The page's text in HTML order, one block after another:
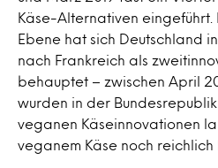
Käse-Alternativen
Ebene hat sich Deutschland
nach Frankreich als
behauptet – zwischen April
wurden in der Bundesrepublik
veganen Käseinnovationen
veganem Käse noch reichlich